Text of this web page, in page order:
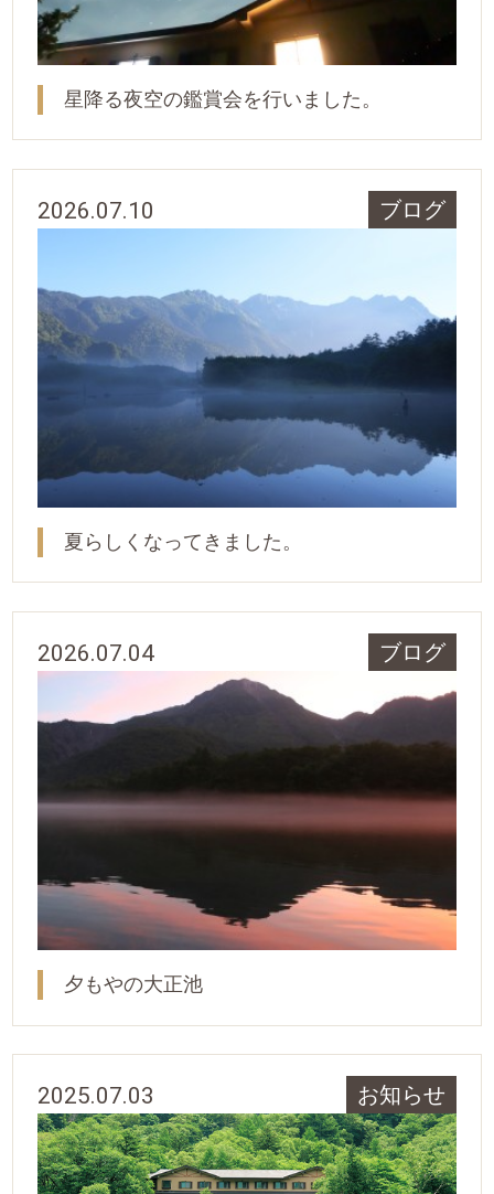
星降る夜空の鑑賞会を行いました。
2026.07.10 ブログ
夏らしくなってきました。
2026.07.04 ブログ
夕もやの大正池
2025.07.03 お知らせ